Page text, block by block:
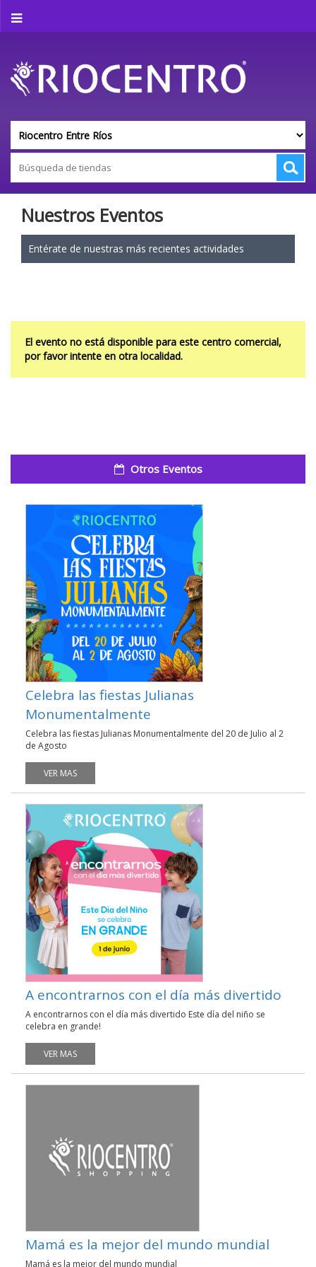
Nuestros Eventos
Entérate de nuestras más recientes actividades
El evento no está disponible para este centro comercial,
por favor intente en otra localidad.
Otros Eventos
Celebra las fiestas Julianas
Monumentalmente
Celebra las fiestas Julianas Monumentalmente del 20 de Julio al 2
de Agosto
VER MAS
A encontrarnos con el día más divertido
A encontrarnos con el día más divertido Este día del niño se
celebra en grande!
VER MAS
Mamá es la mejor del mundo mundial
Mamá es la mejor del mundo mundial